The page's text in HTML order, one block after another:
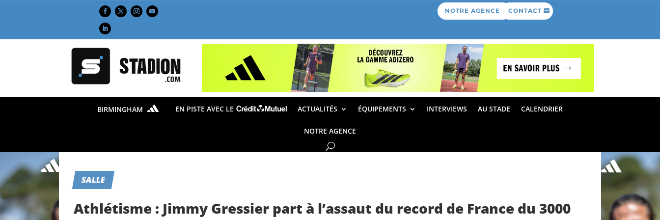
NOTRE AGENCE CONTACT
BIRMINGHAM EN PISTE AVEC LE ACTUALITÉS ÉQUIPEMENTS INTERVIEWS AU STADE CALENDRIER
NOTRE AGENCE
SALLE
Athlétisme : Jimmy Gressier part à l’assaut du record de France du 3000